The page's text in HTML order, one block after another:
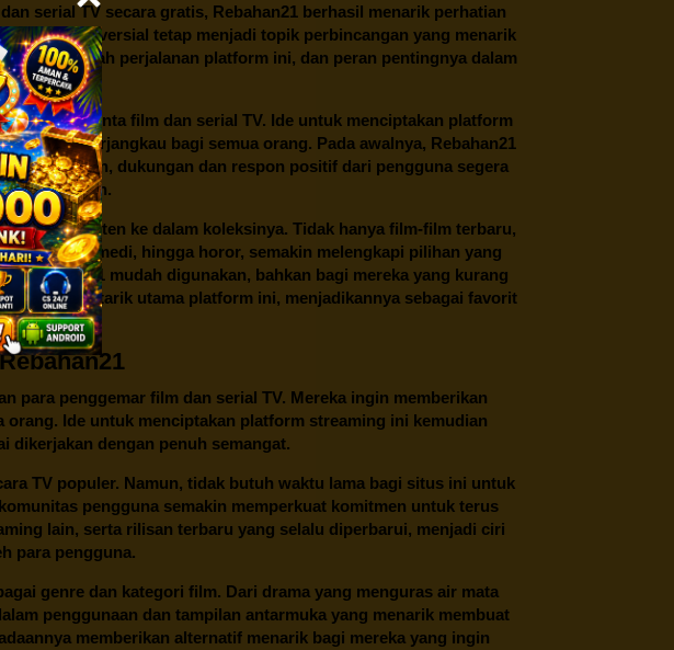
serial TV secara gratis, Rebahan21berhasil menarik perhatian
isu kontroversial tetap menjadi topik perbincangan yang menarik
sejarah perjalanan platform ini, dan peran pentingnya dalam
para pencinta film dan serial TV. Ide untuk menciptakan platform
dan terjangkau bagi semua orang. Pada awalnya, Rebahan21
film. Namun, dukungan dan respon positif dari pengguna segera
lebih jauh.
banyak konten ke dalam koleksinya. Tidak hanya film-film terbaru,
drama, komedi, hingga horor, semakin melengkapi pilihan yang
Rebahan21mudah digunakan, bahkan bagi mereka yang kurang
daya tarik utama platform ini, menjadikannya sebagai favorit
para penggemar film dan serial TV. Mereka ingin memberikan
Ide untuk menciptakan platform streaming ini kemudian
dikerjakan dengan penuh semangat.
TV populer. Namun, tidak butuh waktu lama bagi situs ini untuk
pengguna semakin memperkuat komitmen untuk terus
lain, serta rilisan terbaru yang selalu diperbarui, menjadi ciri
para pengguna.
genre dan kategori film. Dari drama yang menguras air mata
penggunaan dan tampilan antarmuka yang menarik membuat
memberikan alternatif menarik bagi mereka yang ingin